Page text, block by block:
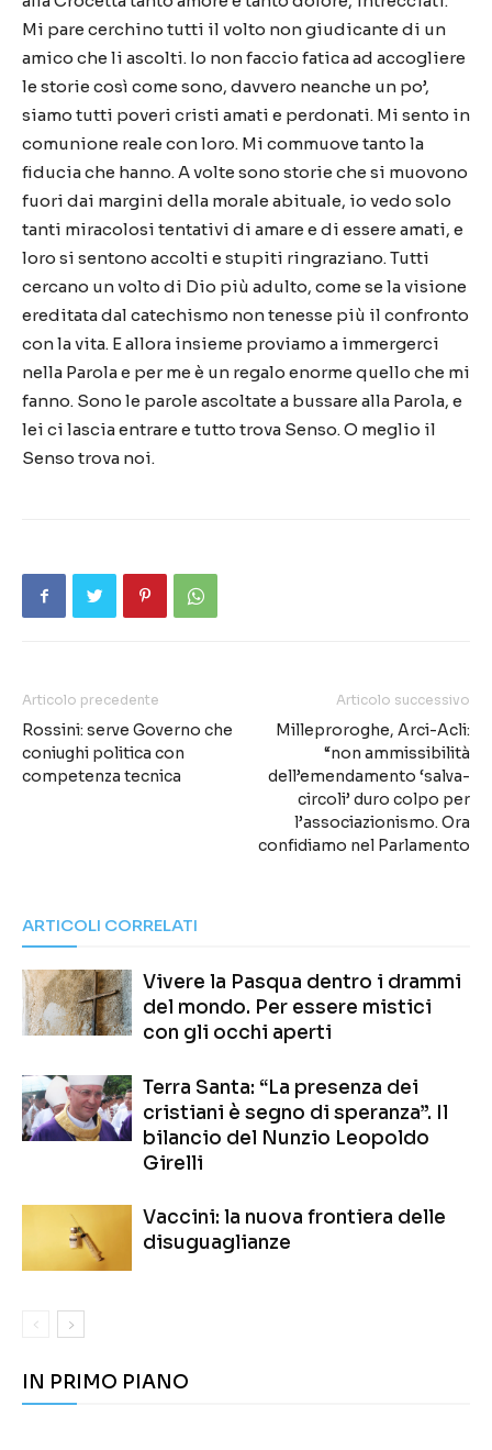
Mi pare cerchino tutti il volto non giudicante di un
amico che li ascolti. Io non faccio fatica ad accogliere
le storie così come sono, davvero neanche un po’,
siamo tutti poveri cristi amati e perdonati. Mi sento in
comunione reale con loro. Mi commuove tanto la
fiducia che hanno. A volte sono storie che si muovono
fuori dai margini della morale abituale, io vedo solo
tanti miracolosi tentativi di amare e di essere amati, e
loro si sentono accolti e stupiti ringraziano. Tutti
cercano un volto di Dio più adulto, come se la visione
ereditata dal catechismo non tenesse più il confronto
con la vita. E allora insieme proviamo a immergerci
nella Parola e per me è un regalo enorme quello che mi
fanno. Sono le parole ascoltate a bussare alla Parola, e
lei ci lascia entrare e tutto trova Senso. O meglio il
Senso trova noi.
Articolo precedente
Rossini: serve Governo che
coniughi politica con
competenza tecnica
Articolo successivo
Milleproroghe, Arci-Acli:
“non ammissibilità
dell’emendamento ‘salva-
circoli’ duro colpo per
l’associazionismo. Ora
confidiamo nel Parlamento
ARTICOLI CORRELATI
Vivere la Pasqua dentro i drammi
del mondo. Per essere mistici
con gli occhi aperti
Terra Santa: “La presenza dei
cristiani è segno di speranza”. Il
bilancio del Nunzio Leopoldo
Girelli
Vaccini: la nuova frontiera delle
disuguaglianze
IN PRIMO PIANO